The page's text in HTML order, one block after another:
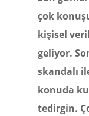
çok
kişisel
geliyor.
skandalı
konuda
tedirgin.